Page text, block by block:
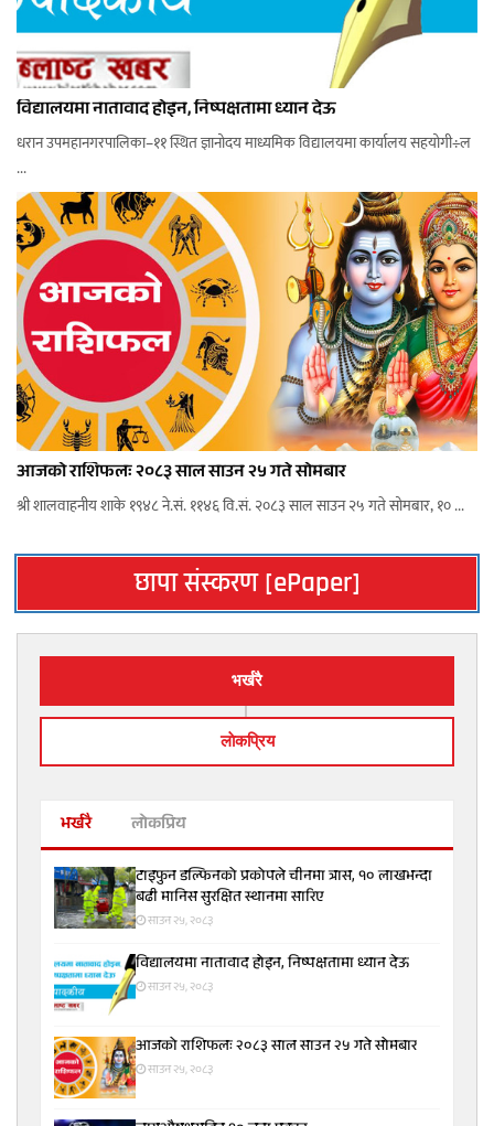
विद्यालयमा नातावाद होइन, निष्पक्षतामा ध्यान देऊ
धरान उपमहानगरपालिका–११ स्थित ज्ञानोदय माध्यमिक विद्यालयमा कार्यालय सहयोगी÷ल
...
आजको राशिफलः २०८३ साल साउन २५ गते सोमबार
श्री शालवाहनीय शाके १९४८ ने.सं. ११४६ वि.सं. २०८३ साल साउन २५ गते सोमबार, १० ...
छापा संस्करण [ePaper]
भर्खरै
लाेकप्रिय
भर्खरै लोकप्रिय
टाइफुन डल्फिनको प्रकोपले चीनमा त्रास, १० लाखभन्दा
बढी मानिस सुरक्षित स्थानमा सारिए
साउन २५, २०८३
विद्यालयमा नातावाद होइन, निष्पक्षतामा ध्यान देऊ
साउन २५, २०८३
आजको राशिफलः २०८३ साल साउन २५ गते सोमबार
साउन २५, २०८३